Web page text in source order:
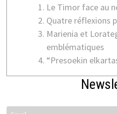
Le Timor face au
Quatre réflexions
Marienia et
emblématiques
“Presoekin